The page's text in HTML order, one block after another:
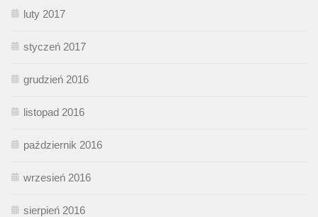
luty 2017
styczeń 2017
grudzień 2016
listopad 2016
październik 2016
wrzesień 2016
sierpień 2016